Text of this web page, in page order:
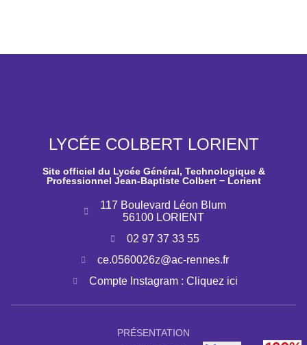
LYCÉE COLBERT LORIENT
Site officiel du Lycée Général, Technologique &
Professionnel Jean-Baptiste Colbert − Lorient
117 Boulevard Léon Blum
56100 LORIENT
02 97 37 33 55
ce.0560026z@ac-rennes.fr
Compte Instagram : Cliquez ici
PRÉSENTATION